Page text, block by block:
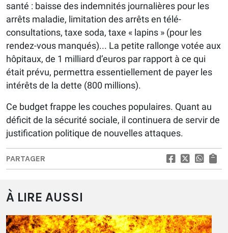
santé : baisse des indemnités journalières pour les
arrêts maladie, limitation des arrêts en télé-
consultations, taxe soda, taxe « lapins » (pour les
rendez-vous manqués)... La petite rallonge votée aux
hôpitaux, de 1 milliard d’euros par rapport à ce qui
était prévu, permettra essentiellement de payer les
intérêts de la dette (800 millions).
Ce budget frappe les couches populaires. Quant au
déficit de la sécurité sociale, il continuera de servir de
justification politique de nouvelles attaques.
PARTAGER
À LIRE AUSSI